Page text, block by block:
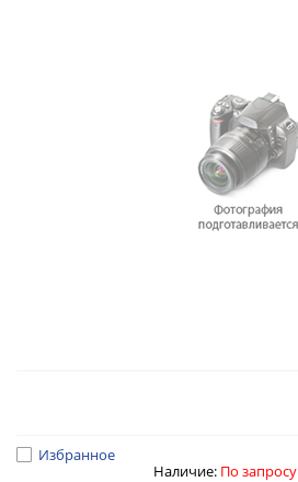
Избранное
Наличие: По запросу